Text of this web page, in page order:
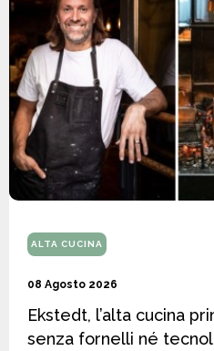
ALTA CUCINA
08 Agosto 2026
Ekstedt, l’alta cucina
senza fornelli né